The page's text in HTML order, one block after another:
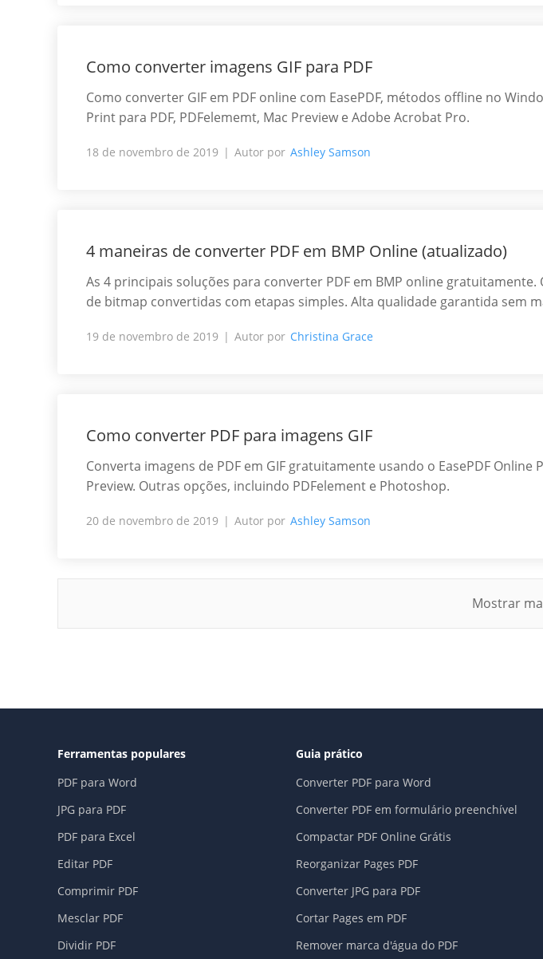
Como converter imagens GIF para PDF
Como converter GIF em PDF online com EasePDF, métodos offline no
Print para PDF, PDFelememt, Mac Preview e Adobe Acrobat Pro.
18 de novembro de 2019 Autor por Ashley Samson
4 maneiras de converter PDF em BMP Online (atualizado)
As 4 principais soluções para converter PDF em BMP online
de bitmap convertidas com etapas simples. Alta qualidade garantida sem
19 de novembro de 2019 Autor por Christina Grace
Como converter PDF para imagens GIF
Converta imagens de PDF em GIF gratuitamente usando o EasePDF Online
Preview. Outras opções, incluindo PDFelement e Photoshop.
20 de novembro de 2019 Autor por Ashley Samson
Mostrar
Ferramentas populares
PDF para Word
JPG para PDF
PDF para Excel
Editar PDF
Comprimir PDF
Mesclar PDF
Dividir PDF
Guia prático
Converter PDF para Word
Converter PDF em formulário preenchível
Compactar PDF Online Grátis
Reorganizar Pages PDF
Converter JPG para PDF
Cortar Pages em PDF
Remover marca d'água do PDF